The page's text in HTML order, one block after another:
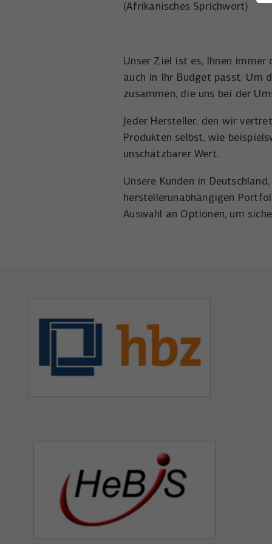
(Afrikanisches Sprichwort)
Unser Ziel ist es, Ihnen
auch in Ihr Budget passt. Um
zusammen, die uns bei der
Jeder Hersteller, den wir
Produkten selbst, wie
unschätzbarer Wert.
Unsere Kunden in
herstellerunabhängigen
Auswahl an Optionen, um